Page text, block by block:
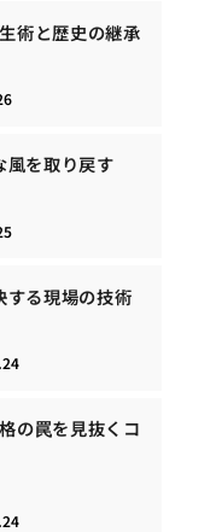
術と歴史の継承
風を取り戻す
する現場の技術
の罠を見抜くコ